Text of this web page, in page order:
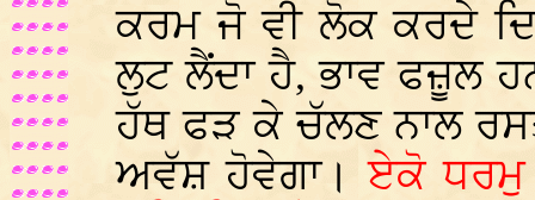
ਕਰਮ ਜੋ ਵੀ ਲੋਕ ਕਰਦੇ
ਲੁਟ ਲੈਂਦਾ ਹੈ, ਭਾਵ
ਹੱਥ ਫੜ ਕੇ ਚੱਲਣ ਨਾਲ
ਅਵੱਸ਼ ਹੋਵੇਗਾ।ਏਕੋ ਧਰਮੁ